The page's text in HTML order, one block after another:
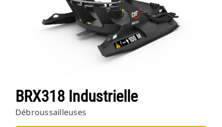
BRX318 Industrielle
Débroussailleuses